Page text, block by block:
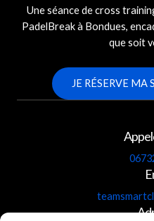
Une séance de cross
PadelBreak à Bondues,
que soit
JE RÉSERVE MA